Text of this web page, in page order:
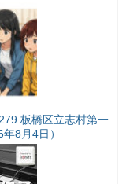
板橋区立志村第一
8月4日）